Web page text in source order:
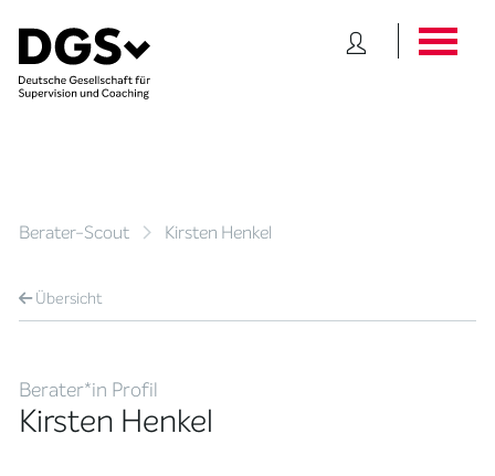
Berater-Scout Kirsten Henkel
Übersicht
Berater*in Profil
Kirsten Henkel